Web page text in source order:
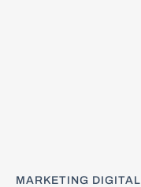
MARKETING DIGITAL